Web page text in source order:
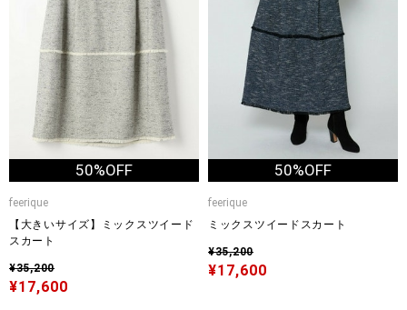
50%OFF
feerique
【大きいサイズ】ミックスツイード
スカート
¥35,200
¥17,600
50%OFF
feerique
ミックスツイードスカート
¥35,200
¥17,600